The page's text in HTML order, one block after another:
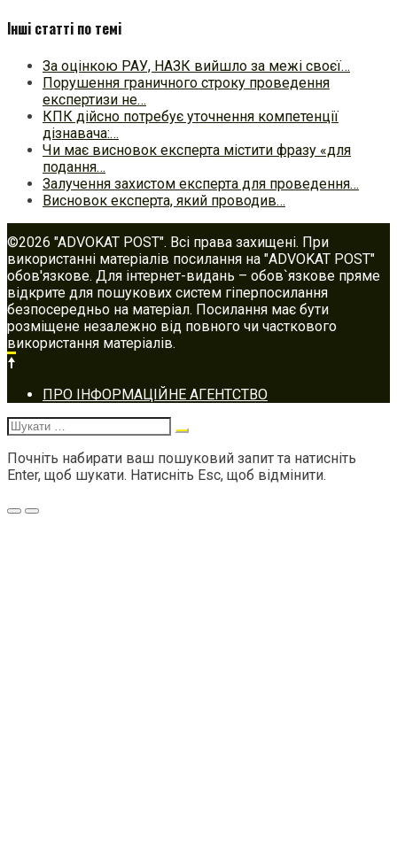
Інші статті по темі
За оцінкою РАУ, НАЗК вийшло за межі своєї…
Порушення граничного строку проведення
експертизи не…
КПК дійсно потребує уточнення компетенції
дізнавача:…
Чи має висновок експерта містити фразу «для
подання…
Залучення захистом експерта для проведення…
Висновок експерта, який проводив…
©2026 "ADVOKAT POST". Всі права захищені. При
використанні матеріалів посилання на "ADVOKAT POST"
обов'язкове. Для інтернет-видань – обов`язкове пряме
відкрите для пошукових систем гіперпосилання
безпосередньо на матеріал. Посилання має бути
розміщене незалежно від повного чи часткового
використання матеріалів.
Footer
navigation
ПРО ІНФОРМАЦІЙНЕ АГЕНТСТВО
Шукати:
Почніть набирати ваш пошуковий запит та натисніть
Enter, щоб шукати. Натисніть Esc, щоб відмінити.
Меню